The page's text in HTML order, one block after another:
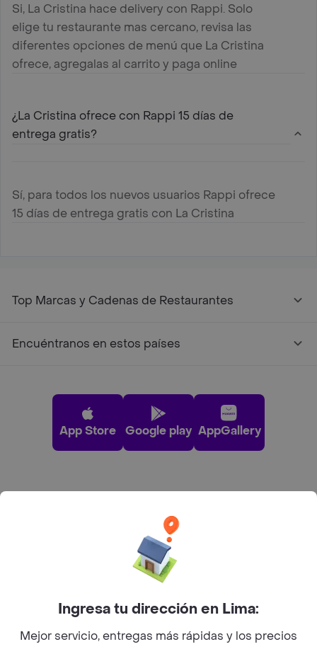
Si, La Cristina hace delivery con Rappi. Solo
elige tu restaurante mas cercano, revisa las
diferentes opciones de menú que La Cristina
ofrece, agregalas al carrito y paga online
¿La Cristina ofrece con Rappi 15 días de
entrega gratis?
Sí, para todos los nuevos usuarios Rappi ofrece
15 días de entrega gratis con La Cristina
Top Marcas y Cadenas de Restaurantes
Encuéntranos en estos países
App Store Google play AppGallery
Sobre Rappi
Ingresa tu dirección en Lima:
Mejor servicio, entregas más rápidas y los precios